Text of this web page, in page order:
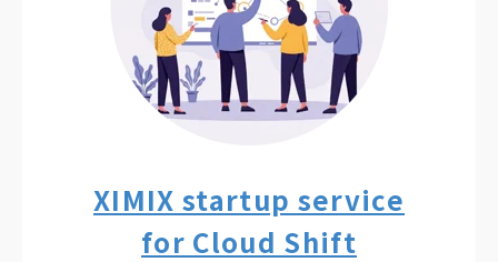
XIMIX startup service
for Cloud Shift